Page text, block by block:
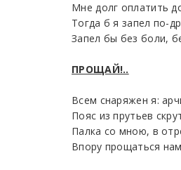
Мне долг оплатить
Тогда б я запел по-
Запел бы без боли,
ПРОЩАЙ!..
Всем снаряжен я:
Пояс из прутьев
Палка со мною, в
Впору прощаться